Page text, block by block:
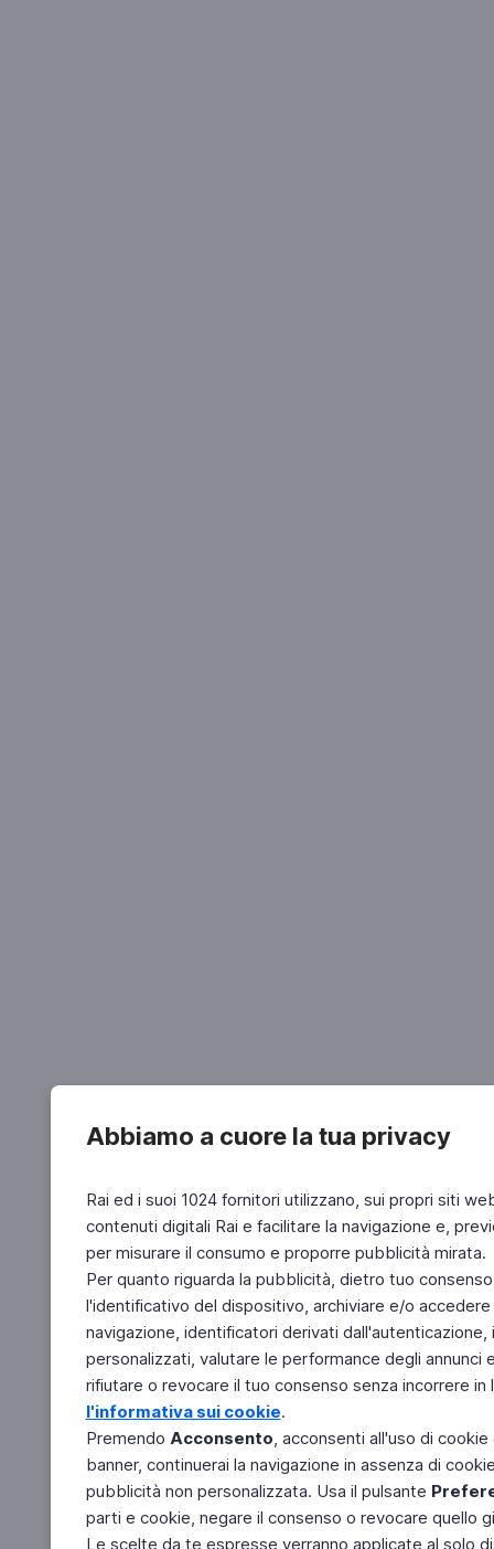
Abbiamo a cuore la tua privacy
Rai ed i suoi 1024 fornitori utilizzano, sui propri siti
contenuti digitali Rai e facilitare la navigazione e,
per misurare il consumo e proporre pubblicità mirata.
Per quanto riguarda la pubblicità, dietro tuo
l'identificativo del dispositivo, archiviare e/o
navigazione, identificatori derivati
personalizzati, valutare le performance degli
rifiutare o revocare il tuo consenso senza incorrere
l'informativa sui cookie.
Premendo Acconsento, acconsenti all'uso di
banner, continuerai la navigazione in assenza di
pubblicità non personalizzata. Usa il pulsante
parti e cookie, negare il consenso o revocare quello
Le scelte da te espresse verranno applicate al solo